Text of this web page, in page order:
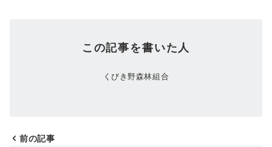
この記事を書いた人
くびき野森林組合
前の記事